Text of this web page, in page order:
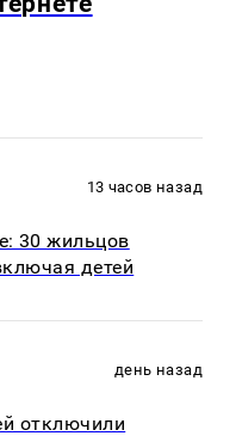
13 часов назад
30 жильцов
детей
день назад
отключили